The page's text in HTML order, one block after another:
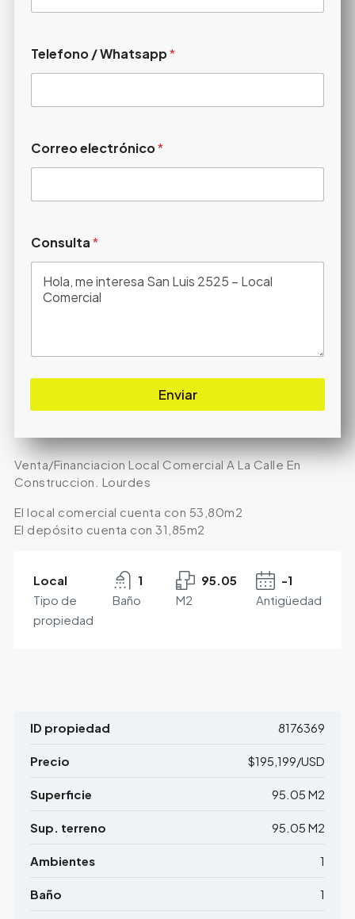
Telefono / Whatsapp*
Correo electrónico*
Consulta*
Enviar
Venta/Financiacion Local Comercial A La Calle En
Construccion. Lourdes
El local comercial cuenta con 53,80m2
El depósito cuenta con 31,85m2
Local
Tipo de
propiedad
1
Baño
95.05
M2
-1
Antigüedad
ID propiedad 8176369
Precio $195,199/USD
Superficie 95.05 M2
Sup. terreno 95.05 M2
Ambientes 1
Baño 1